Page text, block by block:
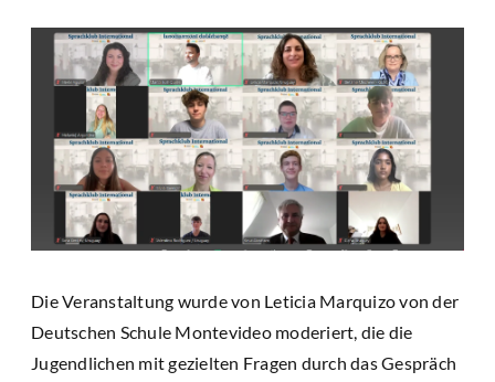
Die Veranstaltung wurde von Leticia Marquizo von der
Deutschen Schule Montevideo moderiert, die die
Jugendlichen mit gezielten Fragen durch das Gespräch